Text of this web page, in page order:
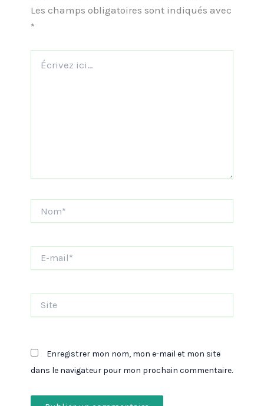
Les champs obligatoires sont indiqués avec
*
ici…
mail*
Enregistrer mon nom, mon e-mail et mon site
dans le navigateur pour mon prochain commentaire.